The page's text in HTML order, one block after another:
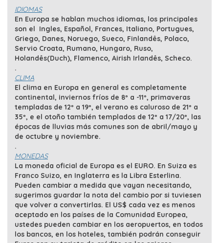
IDIOMAS
En Europa se hablan muchos idiomas, los principales
son el Ingles, Español, Frances, Italiano, Portugues,
Griego, Danes, Noruego, Sueco, Finlandês, Polaco,
Servio Croata, Rumano, Hungaro, Ruso,
Holandês(Duch), Flamenco, Airish Irlandês, Scheco.
.
CLIMA
El clima en Europa en general es completamente
continental, inviernos fríos de 8º a -11º, primaveras
templadas de 12º a 19º, el verano es caluroso de 21º a
35º, e el otoño también templados de 12º a 17/20º, las
épocas de lluvias más comunes son de abril/mayo y
de octubre y noviembre.
.
MONEDAS
La moneda oficial de Europa es el EURO. En Suiza es
Franco Suizo, en Inglaterra es la Libra Esterlina.
Pueden cambiar a medida que vayan necesitando,
sugerimos guardar la nota del cambio por si tuviesen
que volver a convertirlas. El US$ cada vez es menos
aceptado en los países de la Comunidad Europea,
ustedes pueden cambiar en los aeropuertos, en todos
los bancos, en los hoteles, también podrán conseguir